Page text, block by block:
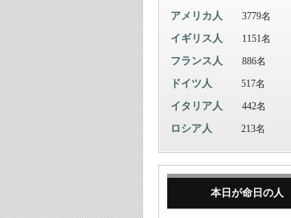
アメリカ人 3779名
イギリス人 1151名
フランス人 886名
ドイツ人 517名
イタリア人 442名
ロシア人 213名
本日が命日の人